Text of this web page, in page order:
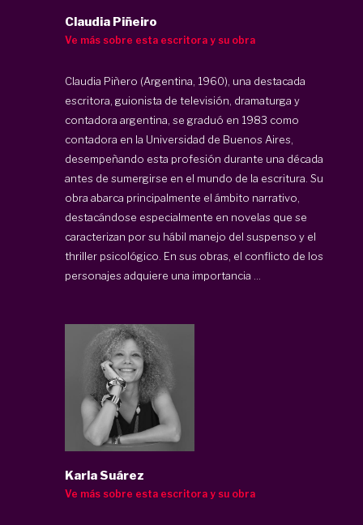
Claudia Piñeiro
Ve más sobre esta escritora y su obra
Claudia Piñero (Argentina, 1960), una destacada
escritora, guionista de televisión, dramaturga y
contadora argentina, se graduó en 1983 como
contadora en la Universidad de Buenos Aires,
desempeñando esta profesión durante una década
antes de sumergirse en el mundo de la escritura. Su
obra abarca principalmente el ámbito narrativo,
destacándose especialmente en novelas que se
caracterizan por su hábil manejo del suspenso y el
thriller psicológico. En sus obras, el conflicto de los
personajes adquiere una importancia ...
Karla Suárez
Ve más sobre esta escritora y su obra